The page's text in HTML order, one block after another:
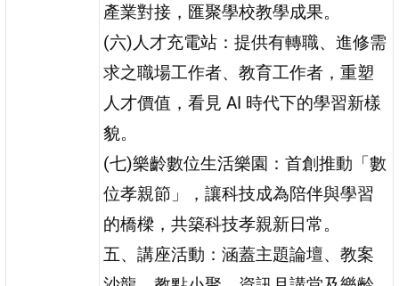
產業對接，匯聚學校教學成果。
(六)人才充電站：提供有轉職、進修需
求之職場工作者、教育工作者，重塑
人才價值，看見 AI 時代下的學習新樣
貌。
(七)樂齡數位生活樂園：首創推動「數
位孝親節」，讓科技成為陪伴與學習
的橋樑，共築科技孝親新日常。
五、講座活動：涵蓋主題論壇、教案